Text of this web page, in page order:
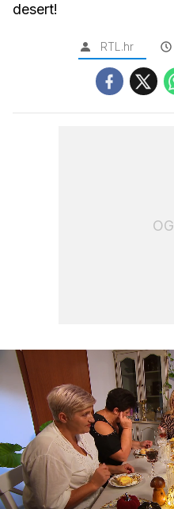
desert!
RTL.hr